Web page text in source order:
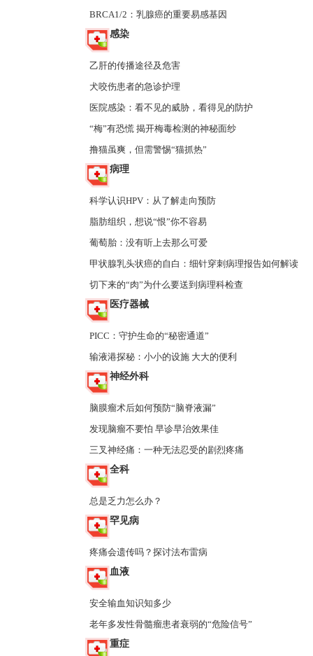
BRCA1/2：乳腺癌的重要易感基因
感染
乙肝的传播途径及危害
犬咬伤患者的急诊护理
医院感染：看不见的威胁，看得见的防护
“梅”有恐慌 揭开梅毒检测的神秘面纱
撸猫虽爽，但需警惕“猫抓热”
病理
科学认识HPV：从了解走向预防
脂肪组织，想说“恨”你不容易
葡萄胎：没有听上去那么可爱
甲状腺乳头状癌的自白：细针穿刺病理报告如何解读
切下来的“肉”为什么要送到病理科检查
医疗器械
PICC：守护生命的“秘密通道”
输液港探秘：小小的设施 大大的便利
神经外科
脑膜瘤术后如何预防“脑脊液漏”
发现脑瘤不要怕 早诊早治效果佳
三叉神经痛：一种无法忍受的剧烈疼痛
全科
总是乏力怎么办？
罕见病
疼痛会遗传吗？探讨法布雷病
血液
安全输血知识知多少
老年多发性骨髓瘤患者衰弱的“危险信号”
重症